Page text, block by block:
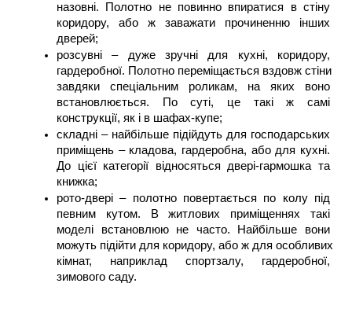
назовні. Полотно не повинно впиратися в стіну
коридору, або ж заважати прочиненню інших
дверей;
розсувні – дуже зручні для кухні, коридору,
гардеробної. Полотно переміщається вздовж стіни
завдяки спеціальним роликам, на яких воно
встановлюється. По суті, це такі ж самі
конструкції, як і в шафах-купе;
складні – найбільше підійдуть для господарських
приміщень – кладова, гардеробна, або для кухні.
До цієї категорії відносяться двері-гармошка та
книжка;
рото-двері – полотно повертається по колу під
певним кутом. В житлових приміщеннях такі
моделі встановлюю не часто. Найбільше вони
можуть підійти для коридору, або ж для особливих
кімнат, наприклад спортзалу, гардеробної,
зимового саду.